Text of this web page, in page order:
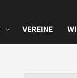
VEREINE